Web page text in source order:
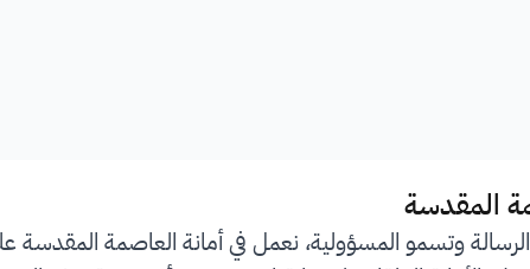
المقدسة
وتسمو المسؤولية، نعمل في أمانة العاصمة المقدسة